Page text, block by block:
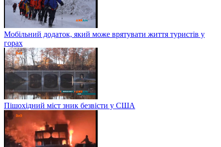
Мобільний додаток, який може врятувати життя туристів у
горах
Пішохідний міст зник безвісти у США